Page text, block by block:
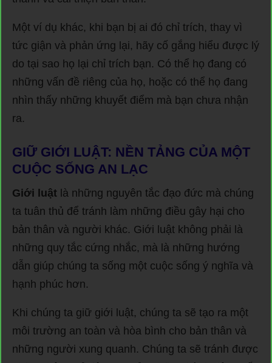
Một ví dụ khác, khi bạn bị ai đó chỉ trích, thay vì
tức giận và phản ứng lại, hãy cố gắng hiểu được lý
do tại sao họ lại chỉ trích bạn. Có thể họ đang có
những vấn đề riêng của họ, hoặc có thể họ đang
nhìn thấy những khuyết điểm mà bạn chưa nhận
ra.
GIỮ GIỚI LUẬT: NỀN TẢNG CỦA MỘT
CUỘC SỐNG AN LẠC
Giới luật là những nguyên tắc đạo đức mà chúng
ta tuân thủ để tránh làm những điều gây hại cho
bản thân và người khác. Giới luật không phải là
những quy tắc cứng nhắc, mà là những hướng
dẫn giúp chúng ta sống một cuộc sống ý nghĩa và
hạnh phúc hơn.
Khi chúng ta giữ giới luật, chúng ta sẽ tạo ra một
môi trường an toàn và hòa bình cho bản thân và
những người xung quanh. Chúng ta sẽ tránh được